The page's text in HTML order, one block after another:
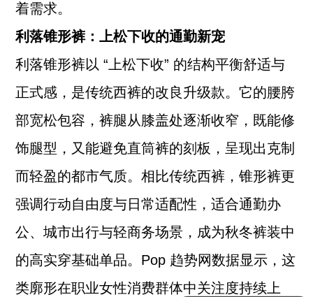
着需求。
利落锥形裤：上松下收的通勤新宠
利落锥形裤以 “上松下收” 的结构平衡舒适与
正式感，是传统西裤的改良升级款。它的腰胯
部宽松包容，裤腿从膝盖处逐渐收窄，既能修
饰腿型，又能避免直筒裤的刻板，呈现出克制
而轻盈的都市气质。相比传统西裤，锥形裤更
强调行动自由度与日常适配性，适合通勤办
公、城市出行与轻商务场景，成为秋冬裤装中
的高实穿基础单品。Pop 趋势网数据显示，这
类廓形在职业女性消费群体中关注度持续上